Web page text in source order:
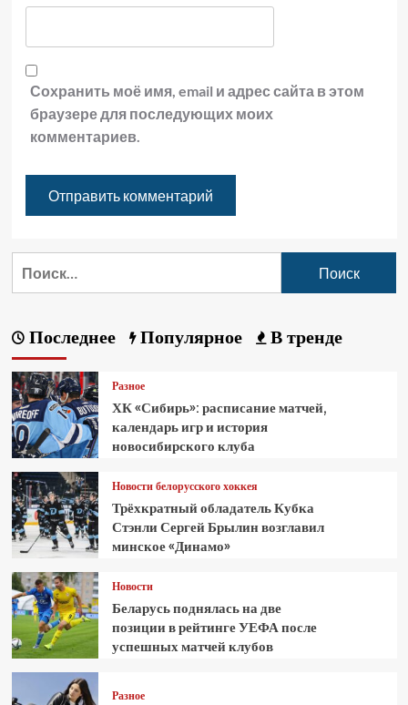
Сохранить моё имя, email и адрес сайта в этом
браузере для последующих моих
комментариев.
Последнее Популярное В тренде
Разное
ХК «Сибирь»: расписание матчей,
календарь игр и история
новосибирского клуба
Новости белорусского хоккея
Трёхкратный обладатель Кубка
Стэнли Сергей Брылин возглавил
минское «Динамо»
Новости
Беларусь поднялась на две
позиции в рейтинге УЕФА после
успешных матчей клубов
Разное